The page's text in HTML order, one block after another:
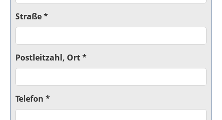
Straße *
Postleitzahl, Ort *
Telefon *